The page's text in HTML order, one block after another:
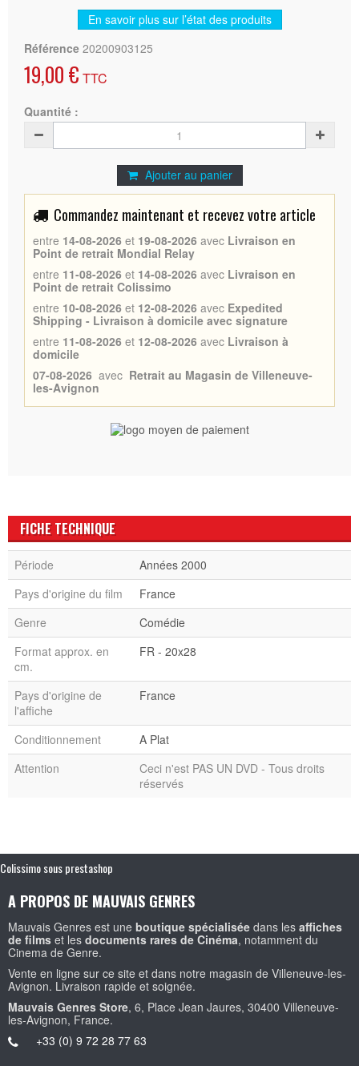
En savoir plus sur l’état des produits
Référence 20200903125
19,00 € TTC
Quantité :
Ajouter au panier
Commandez maintenant et recevez votre article
entre 14-08-2026 et 19-08-2026 avec Livraison en
Point de retrait Mondial Relay
entre 11-08-2026 et 14-08-2026 avec Livraison en
Point de retrait Colissimo
entre 10-08-2026 et 12-08-2026 avec Expedited
Shipping - Livraison à domicile avec signature
entre 11-08-2026 et 12-08-2026 avec Livraison à
domicile
07-08-2026 avec Retrait au Magasin de Villeneuve-
les-Avignon
FICHE TECHNIQUE
Période
Années 2000
Pays d'origine du film
France
Genre
Comédie
Format approx. en
cm.
FR - 20x28
Pays d'origine de
l'affiche
France
Conditionnement
A Plat
Attention
Ceci n'est PAS UN DVD - Tous droits
réservés
Colissimo sous prestashop
A PROPOS DE MAUVAIS GENRES
Mauvais Genres est une boutique spécialisée dans les affiches
de films et les documents rares de Cinéma, notamment du
Cinema de Genre.
Vente en ligne sur ce site et dans notre magasin de Villeneuve-les-
Avignon. Livraison rapide et soignée.
Mauvais Genres Store, 6, Place Jean Jaures, 30400 Villeneuve-
les-Avignon, France.
+33 (0) 9 72 28 77 63